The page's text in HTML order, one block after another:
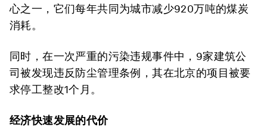
心之一，它们每年共同为城市减少920万吨的煤炭
消耗。
同时，在一次严重的污染违规事件中，9家建筑公
司被发现违反防尘管理条例，其在北京的项目被要
求停工整改1个月。
经济快速发展的代价